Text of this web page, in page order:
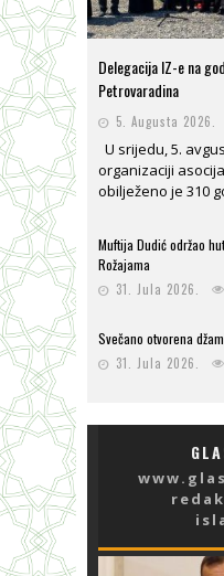
Delegacija IZ-e na
Petrovaradina
5. Augusta 2026.
U srijedu, 5.
organizaciji
obilježeno je 310
Muftija Dudić održao
Rožajama
31. Jula 2026.
Svečano otvorena
31. Jula 2026.